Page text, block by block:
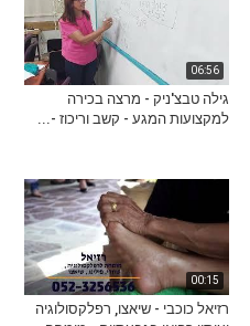
06:56
גילה טבצ'ניק - מרצה בכירה
למקצועות המגע - קשב וריכוז -...
00:15
רזיאל כוכבי - שיאצו, רפלקסולוגיה